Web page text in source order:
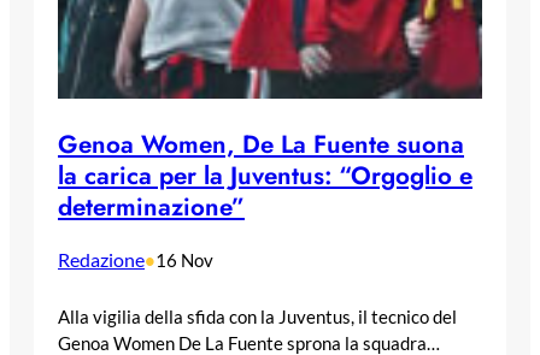
Genoa Women, De La Fuente suona
la carica per la Juventus: “Orgoglio e
determinazione”
Redazione•16 Nov
Alla vigilia della sfida con la Juventus, il tecnico del
Genoa Women De La Fuente sprona la squadra…